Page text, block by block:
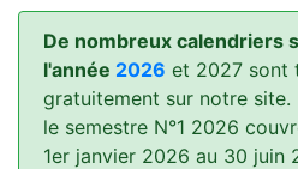
De nombreux calendriers
l'année 2026 et 2027 sont
gratuitement sur notre
le semestre N°1 2026
1er janvier 2026 au 30 juin